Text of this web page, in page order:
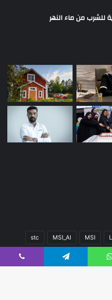
للشرب من ماء النهر
MSI
MSI_AI
stc
سيارات عن
تيلقرام ڤايبر